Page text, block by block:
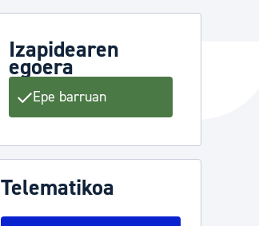
Izapidearen
egoera
Epe barruan
Telematikoa